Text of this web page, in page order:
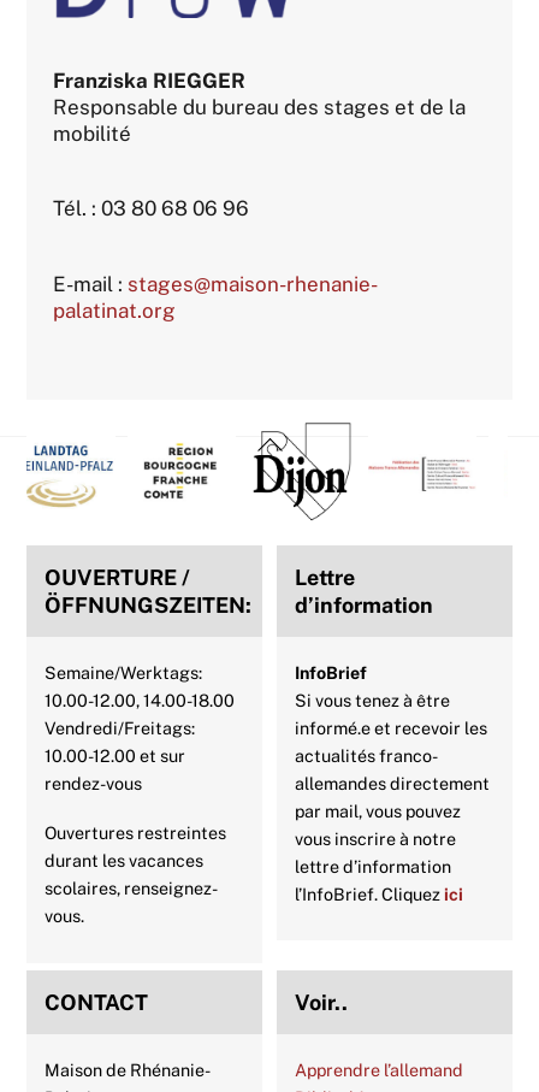
Franziska RIEGGER
Responsable du bureau des stages et de la
mobilité
Tél. : 03 80 68 06 96
E-mail : stages@maison-rhenanie-
palatinat.org
Back
To
Top
OUVERTURE /
ÖFFNUNGSZEITEN:
Semaine/Werktags:
10.00-12.00, 14.00-18.00
Vendredi/Freitags:
10.00-12.00 et sur
rendez-vous
Ouvertures restreintes
durant les vacances
scolaires, renseignez-
vous.
Lettre
d’information
InfoBrief
Si vous tenez à être
informé.e et recevoir les
actualités franco-
allemandes directement
par mail, vous pouvez
vous inscrire à notre
lettre d’information
l’InfoBrief. Cliquezici
CONTACT
Maison de Rhénanie-
Voir..
Apprendre l’allemand